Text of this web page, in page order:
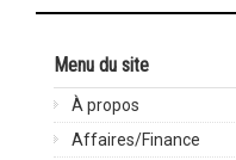
Menu du site
À propos
Affaires/Finance